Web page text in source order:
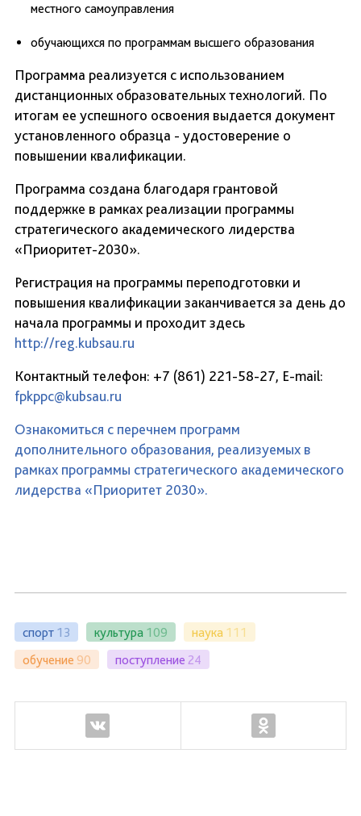
местного самоуправления
обучающихся по программам высшего образования
Программа реализуется с использованием
дистанционных образовательных технологий. По
итогам ее успешного освоения выдается документ
установленного образца - удостоверение о
повышении квалификации.
Программа создана благодаря грантовой
поддержке в рамках реализации программы
стратегического академического лидерства
«Приоритет-2030».
Регистрация на программы переподготовки и
повышения квалификации заканчивается за день до
начала программы и проходит здесь
http://reg.kubsau.ru
Контактный телефон: +7 (861) 221-58-27, E-mail:
fpkppc@kubsau.ru
Ознакомиться с перечнем программ
дополнительного образования, реализуемых в
рамках программы стратегического академического
лидерства «Приоритет 2030».
спорт 13 культура 109 наука 111
обучение 90 поступление 24